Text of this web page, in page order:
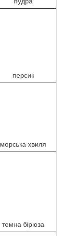
персик
морська хвиля
темна бірюза